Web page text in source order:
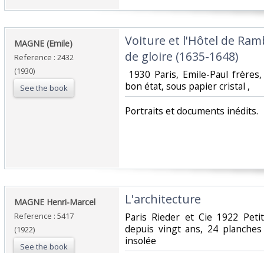
‎MAGNE (Emile) ‎
Reference : 2432
(1930)
See the book
‎Voiture et l'Hôtel de
de gloire (1635-1648)‎
1930 Paris, Emile-Paul
bon état, sous papier cristal , ‎
‎Portraits et documents inédits. ‎
‎MAGNE Henri-Marcel‎
Reference : 5417
(1922)
See the book
‎L'architecture‎
‎Paris Rieder et Cie 1922
depuis vingt ans, 24
insolée‎